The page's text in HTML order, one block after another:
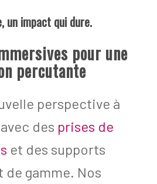
un impact qui dure.
pour une
percutante
perspective à
des prises de
et des supports
gamme. Nos